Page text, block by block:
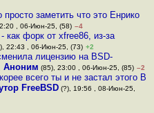
заметить что это Енрико
, 06-Июн-25, (58) –4
как форк от xfree86, из-за
22:43 , 06-Июн-25, (73) +2
лицензию на BSD-
Аноним (85), 23:00 , 06-Июн-25, (85) –2
всего ты и не застал этого В
FreeBSD(?), 19:56 , 08-Июн-25,